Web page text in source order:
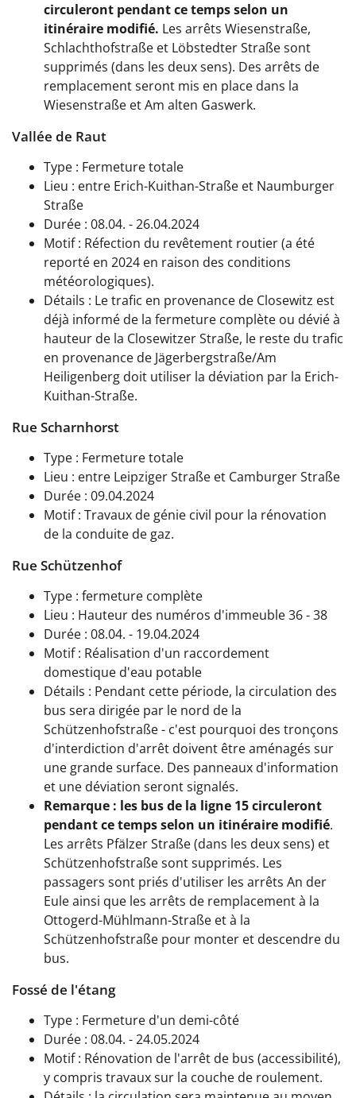
circuleront pendant ce temps selon un
itinéraire modifié. Les arrêts Wiesenstraße,
Schlachthofstraße et Löbstedter Straße sont
supprimés (dans les deux sens). Des arrêts de
remplacement seront mis en place dans la
Wiesenstraße et Am alten Gaswerk.
Vallée de Raut
Type : Fermeture totale
Lieu : entre Erich-Kuithan-Straße et Naumburger
Straße
Durée : 08.04. - 26.04.2024
Motif : Réfection du revêtement routier (a été
reporté en 2024 en raison des conditions
météorologiques).
Détails : Le trafic en provenance de Closewitz est
déjà informé de la fermeture complète ou dévié à
hauteur de la Closewitzer Straße, le reste du trafic
en provenance de Jägerbergstraße/Am
Heiligenberg doit utiliser la déviation par la Erich-
Kuithan-Straße.
Rue Scharnhorst
Type : Fermeture totale
Lieu : entre Leipziger Straße et Camburger Straße
Durée : 09.04.2024
Motif : Travaux de génie civil pour la rénovation
de la conduite de gaz.
Rue Schützenhof
Type : fermeture complète
Lieu : Hauteur des numéros d'immeuble 36 - 38
Durée : 08.04. - 19.04.2024
Motif : Réalisation d'un raccordement
domestique d'eau potable
Détails : Pendant cette période, la circulation des
bus sera dirigée par le nord de la
Schützenhofstraße - c'est pourquoi des tronçons
d'interdiction d'arrêt doivent être aménagés sur
une grande surface. Des panneaux d'information
et une déviation seront signalés.
Remarque : les bus de la ligne 15circuleront
pendant ce tempsselon un itinéraire modifié.
Les arrêts Pfälzer Straße (dans les deux sens) et
Schützenhofstraße sont supprimés. Les
passagers sont priés d'utiliser les arrêts An der
Eule ainsi que les arrêts de remplacement à la
Ottogerd-Mühlmann-Straße et à la
Schützenhofstraße pour monter et descendre du
bus.
Fossé de l'étang
Type : Fermeture d'un demi-côté
Durée : 08.04. - 24.05.2024
Motif : Rénovation de l'arrêt de bus (accessibilité),
y compris travaux sur la couche de roulement.